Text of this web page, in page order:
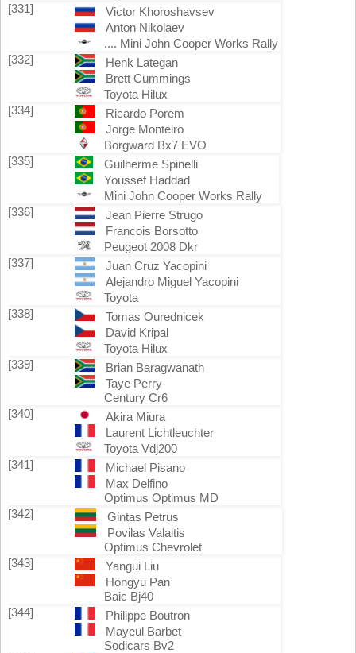
[331]
Victor Khoroshavsev
Anton Nikolaev
.... Mini John Cooper Works Rally
[332]
Henk Lategan
Brett Cummings
Toyota Hilux
[334]
Ricardo Porem
Jorge Monteiro
Borgward Bx7 EVO
[335]
Guilherme Spinelli
Youssef Haddad
Mini John Cooper Works Rally
[336]
Jean Pierre Strugo
Francois Borsotto
Peugeot 2008 Dkr
[337]
Juan Cruz Yacopini
Alejandro Miguel Yacopini
Toyota
[338]
Tomas Ourednicek
David Kripal
Toyota Hilux
[339]
Brian Baragwanath
Taye Perry
Century Cr6
[340]
Akira Miura
Laurent Lichtleuchter
Toyota Vdj200
[341]
Michael Pisano
Max Delfino
Optimus Optimus MD
[342]
Gintas Petrus
Povilas Valaitis
Optimus Chevrolet
[343]
Yangui Liu
Hongyu Pan
Baic Bj40
[344]
Philippe Boutron
Mayeul Barbet
Sodicars Bv2